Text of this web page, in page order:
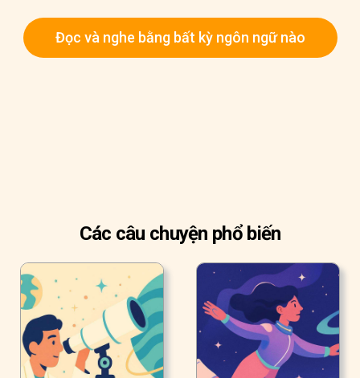
Đọc và nghe bằng bất kỳ ngôn ngữ nào
Các câu chuyện phổ biến